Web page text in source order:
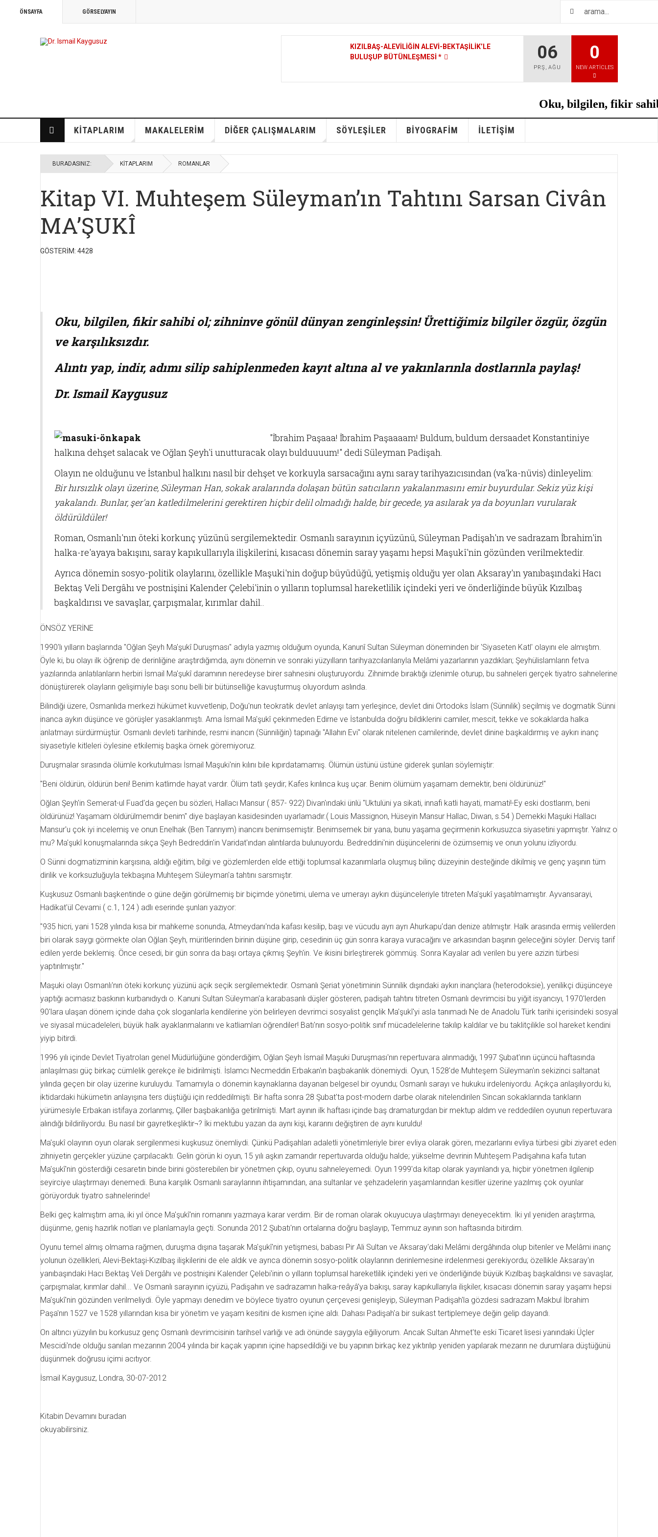
ÖNSAYFA GÖRSELYAYIN
BIZI SORAR İSEN 06
PRŞ , AĞU
0
NEW ARTICLES
Oku, bilgilen, fikir sahibi
KITAPLARIM MAKALELERIM DIĞER ÇALIŞMALARIM SÖYLEŞILER BIYOGRAFIM İLETIŞIM
BURADASINIZ: KITAPLARIM ROMANLAR
Kitap VI. Muhteşem Süleyman’ın Tahtını Sarsan Civân
MA’ŞUKÎ
GÖSTERIM: 4428
Oku, bilgilen, fikir sahibi ol; zihninve gönül dünyan zenginleşsin! Ürettiğimiz bilgiler özgür, özgün
ve karşılıksızdır.
Alıntı yap, indir, adımı silip sahiplenmeden kayıt altına al ve yakınlarınla dostlarınla paylaş!
Dr. Ismail Kaygusuz
"İbrahim Paşaaa! İbrahim Paşaaaam! Buldum, buldum dersaadet Konstantiniye
halkına dehşet salacak ve Oğlan Şeyh'i unutturacak olayı bulduuuum!" dedi Süleyman Padişah.
Olayın ne olduğunu ve İstanbul halkını nasıl bir dehşet ve korkuyla sarsacağını aynı saray tarihyazıcısından (va'ka-nüvis) dinleyelim:
Bir hırsızlık olayı üzerine, Süleyman Han, sokak aralarında dolaşan bütün satıcıların yakalanmasını emir buyurdular. Sekiz yüz kişi
yakalandı. Bunlar, şer'an katledilmelerini gerektiren hiçbir delil olmadığı halde, bir gecede, ya asılarak ya da boyunları vurularak
öldürüldüler!
Roman, Osmanlı'nın öteki korkunç yüzünü sergilemektedir. Osmanlı sarayının içyüzünü, Süleyman Padişah'ın ve sadrazam İbrahim'in
halka-re'ayaya bakışını, saray kapıkullarıyla ilişkilerini, kısacası dönemin saray yaşamı hepsi Maşukî'nin gözünden verilmektedir.
Ayrıca dönemin sosyo-politik olaylarını, özellikle Maşuki'nin doğup büyüdüğü, yetişmiş olduğu yer olan Aksaray'ın yanıbaşındaki Hacı
Bektaş Veli Dergâhı ve postnişini Kalender Çelebi'inin o yılların toplumsal hareketlilik içindeki yeri ve önderliğinde büyük Kızılbaş
başkaldırısı ve savaşlar, çarpışmalar, kırımlar dahil..
ÖNSÖZ YERİNE
1990'lı yılların başlarında "Oğlan Şeyh Ma'şukî Duruşması" adıyla yazmış olduğum oyunda, Kanunî Sultan Süleyman döneminden bir 'Siyaseten Katl' olayını ele almıştım.
Öyle ki, bu olayı ilk öğrenip de derinliğine araştırdığımda, aynı dönemin ve sonraki yüzyılların tarihyazcılarılarıyla Melâmi yazarlarının yazdıkları; Şeyhülislamların fetva
yazılarında anlatılanların herbiri İsmail Ma'şukî daramının neredeyse birer sahnesini oluşturuyordu. Zihnimde bıraktığı izlenimle oturup, bu sahneleri gerçek tiyatro sahnelerine
dönüştürerek olayların gelişimiyle başı sonu belli bir bütünselliğe kavuşturmuş oluyordum aslında.
Bilindiği üzere, Osmanlıda merkezi hükümet kuvvetlenip, Doğu'nun teokratik devlet anlayışı tam yerleşince, devlet dini Ortodoks İslam (Sünnilik) seçilmiş ve dogmatik Sünni
inanca aykırı düşünce ve görüşler yasaklanmıştı. Ama İsmail Ma'şukî çekinmeden Edirne ve İstanbulda doğru bildiklerini camiler, mescit, tekke ve sokaklarda halka
anlatmayı sürdürmüştür. Osmanlı devleti tarihinde, resmi inancın (Sünniliğin) tapınağı "Allahın Evi" olarak nitelenen camilerinde, devlet dinine başkaldırmış ve aykırı inanç
siyasetiyle kitleleri öylesine etkilemiş başka örnek göremiyoruz.
Duruşmalar sırasında ölümle korkutulması İsmail Maşuki'nin kılını bile kıpırdatamamış. Ölümün üstünü üstüne giderek şunları söylemiştir:
"Beni öldürün, öldürün beni! Benim katlimde hayat vardır. Ölüm tatlı şeydir; Kafes kırılınca kuş uçar. Benim ölümüm yaşamam demektir, beni öldürünüz!"
Oğlan Şeyh'in Semerat-ul Fuad'da geçen bu sözleri, Hallacı Mansur ( 857- 922) Divan'ındaki ünlü "Uktulüni ya sikati, innafi katli hayati, mamati!-Ey eski dostlarım, beni
öldürünüz! Yaşamam öldürülmemdir benim" diye başlayan kasidesinden uyarlamadır.( Louis Massignon, Hüseyin Mansur Hallac, Diwan, s.54 ) Demekki Maşuki Hallacı
Mansur'u çok iyi incelemiş ve onun Enelhak (Ben Tanrıyım) inancını benimsemiştir. Benimsemek bir yana, bunu yaşama geçirmenin korkusuzca siyasetini yapmıştır. Yalnız o
mu? Ma'şukî konuşmalarında sıkça Şeyh Bedreddin'in Varidat'ından alıntılarda bulunuyordu. Bedreddini'nin düşüncelerini de özümsemiş ve onun yolunu izliyordu.
O Sünni dogmatizminin karşısına, aldığı eğitim, bilgi ve gözlemlerden elde ettiği toplumsal kazanımlarla oluşmuş bilinç düzeyinin desteğinde dikilmiş ve genç yaşının tüm
dirilik ve korksuzluğuyla tekbaşına Muhteşem Süleyman'a tahtını sarsmıştır.
Kuşkusuz Osmanlı başkentinde o güne değin görülmemiş bir biçimde yönetimi, ulema ve umerayı aykırı düşünceleriyle titreten Ma'şukî yaşatılmamıştır. Ayvansarayi,
Hadikat'ül Cevami ( c.1, 124 ) adlı eserinde şunları yazıyor:
"935 hicri, yani 1528 yılında kısa bir mahkeme sonunda, Atmeydanı'nda kafası kesilip, başı ve vücudu ayrı ayrı Ahurkapu'dan denize atılmıştır. Halk arasında ermiş velilerden
biri olarak saygı görmekte olan Oğlan Şeyh, müritlerinden birinin düşüne girip, cesedinin üç gün sonra karaya vuracağını ve arkasından başının geleceğini söyler. Derviş tarif
edilen yerde beklemiş. Önce cesedi, bir gün sonra da başı ortaya çıkmış Şeyh'in. Ve ikisini birleştirerek gömmüş. Sonra Kayalar adı verilen bu yere azizin türbesi
yaptırılmıştır."
Maşuki olayı Osmanlı'nın öteki korkunç yüzünü açık seçik sergilemektedir. Osmanlı Şeriat yönetiminin Sünnilik dışındaki aykırı inançlara (heterodoksie), yenilikçi düşünceye
yaptığı acımasız baskının kurbanıdıydı o. Kanuni Sultan Süleyman'a karabasanlı düşler gösteren, padişah tahtını titreten Osmanlı devrimcisi bu yiğit isyancıyı, 1970'lerden
90'lara ulaşan dönem içinde daha çok sloganlarla kendilerine yön belirleyen devrimci sosyalist gençlik Ma'şukî'yi asla tanımadı Ne de Anadolu Türk tarihi içerisindeki sosyal
ve siyasal mücadeleleri, büyük halk ayaklanmalarını ve katliamları öğrendiler! Batı'nın sosyo-politik sınıf mücadelelerine takılıp kaldılar ve bu taklitçilikle sol hareket kendini
yiyip bitirdi.
1996 yılı içinde Devlet Tiyatroları genel Müdürlüğüne gönderdiğim, Oğlan Şeyh İsmail Maşuki Duruşması'nın repertuvara alınmadığı, 1997 Şubat'ının üçüncü haftasında
anlaşılması güç birkaç cümlelik gerekçe ile bidirilmişti. İslamcı Necmeddin Erbakan'ın başbakanlık dönemiydi. Oyun, 1528'de Muhteşem Süleyman'ın sekizinci saltanat
yılında geçen bir olay üzerine kuruluydu. Tamamıyla o dönemin kaynaklarına dayanan belgesel bir oyundu; Osmanlı sarayı ve hukuku irdeleniyordu. Açıkça anlaşılıyordu ki,
iktidardaki hükümetin anlayışına ters düştüğü için reddedilmişti. Bir hafta sonra 28 Şubat'ta post-modern darbe olarak nitelendirilen Sincan sokaklarında tankların
yürümesiyle Erbakan istifaya zorlanmış, Çiller başbakanlığa getirilmişti. Mart ayının ilk haftası içinde baş dramaturgdan bir mektup aldım ve reddedilen oyunun repertuvara
alındığı bildiriliyordu. Bu nasıl bir gayretkeşliktir¬? İki mektubu yazan da aynı kişi, kararını değiştiren de aynı kuruldu!
Ma'şukî olayının oyun olarak sergilenmesi kuşkusuz önemliydi. Çünkü Padişahları adaletli yönetimleriyle birer evliya olarak gören, mezarlarını evliya türbesi gibi ziyaret eden
zihniyetin gerçekler yüzüne çarpılacaktı. Gelin görün ki oyun, 15 yılı aşkın zamandır repertuvarda olduğu halde; yükselme devrinin Muhteşem Padişahına kafa tutan
Ma'şukî'nin gösterdiği cesaretin binde birini gösterebilen bir yönetmen çıkıp, oyunu sahneleyemedi. Oyun 1999'da kitap olarak yayınlandı ya, hiçbir yönetmen ilgilenip
seyirciye ulaştırmayı denemedi. Buna karşılık Osmanlı saraylarının ihtişamından, ana sultanlar ve şehzadelerin yaşamlarından kesitler üzerine yazılmış çok oyunlar
görüyorduk tiyatro sahnelerinde!
Belki geç kalmıştım ama, iki yıl önce Ma'şukî'nin romanını yazmaya karar verdim. Bir de roman olarak okuyucuya ulaştırmayı deneyecektim. İki yıl yeniden araştırma,
düşünme, geniş hazırlık notları ve planlamayla geçti. Sonunda 2012 Şubatı'nın ortalarına doğru başlayıp, Temmuz ayının son haftasında bitirdim.
Oyunu temel almış olmama rağmen, duruşma dışına taşarak Ma'şukî'nin yetişmesi, babası Pir Ali Sultan ve Aksaray'daki Melâmi dergâhında olup bitenler ve Melâmi inanç
yolunun özellikleri, Alevi-Bektaşi-Kızılbaş ilişkilerini de ele aldık ve ayrıca dönemin sosyo-politik olaylarının derinlemesine irdelenmesi gerekiyordu; özellikle Aksaray'ın
yanıbaşındaki Hacı Bektaş Veli Dergâhı ve postnişini Kalender Çelebi'inin o yılların toplumsal hareketlilik içindeki yeri ve önderliğinde büyük Kızılbaş başkaldırısı ve savaşlar,
çarpışmalar, kırımlar dahil... Ve Osmanlı sarayının içyüzü, Padişahın ve sadrazamın halka-reâyâ'ya bakışı, saray kapıkullarıyla ilişkiler, kısacası dönemin saray yaşamı hepsi
Ma'şukî'nin gözünden verilmeliydi. Öyle yapmayı denedim ve böylece tiyatro oyunun çerçevesi genişleyip, Süleyman Padişah'la gözdesi sadrazam Makbul İbrahim
Paşa'nın 1527 ve 1528 yıllarından kısa bir yönetim ve yaşam kesitini de kısmen içine aldı. Dahası Padişah'a bir suikast tertiplemeye değin gelip dayandı.
On altıncı yüzyılın bu korkusuz genç Osmanlı devrimcisinin tarihsel varlığı ve adı önünde saygıyla eğiliyorum. Ancak Sultan Ahmet'te eski Ticaret lisesi yanındaki Üçler
Mescidi'nde olduğu sanılan mezarının 2004 yılında bir kaçak yapının içine hapsedildiği ve bu yapının birkaç kez yıktırılıp yeniden yapılarak mezarın ne durumlara düştüğünü
düşünmek doğrusu içimi acıtıyor.
İsmail Kaygusuz, Londra, 30-07-2012
Kitabin Devamını buradan
okuyabilirsiniz.